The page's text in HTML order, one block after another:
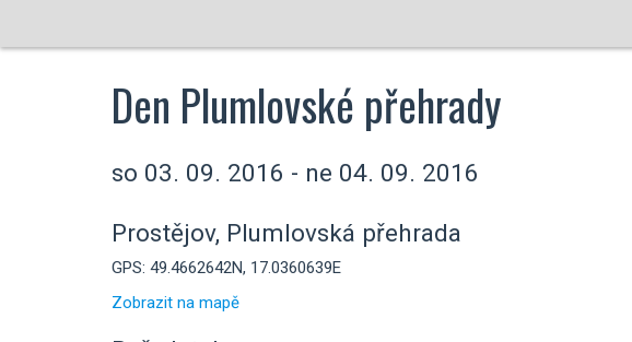
Den Plumlovské přehrady
so 03. 09. 2016 - ne 04. 09. 2016
Prostějov, Plumlovská přehrada
GPS: 49.4662642N, 17.0360639E
Zobrazit na mapě